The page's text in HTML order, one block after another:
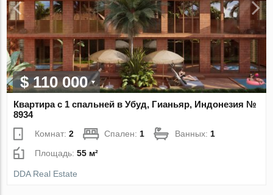
$ 110 000
Квартира с 1 спальней в Убуд, Гианьяр, Индонезия №
8934
Комнат:2 Спален:1 Ванных:1
Площадь:55 м²
DDA Real Estate